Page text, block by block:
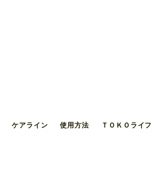
ケアライン 使用方法
ＴＯＫＯライフ